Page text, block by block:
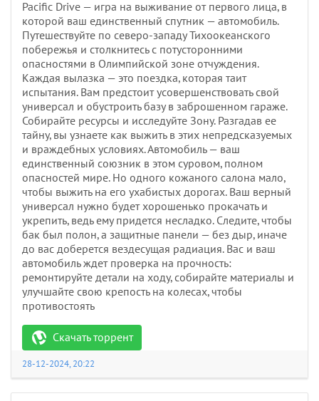
Pacific Drive — игра на выживание от первого лица, в
которой ваш единственный спутник — автомобиль.
Путешествуйте по северо-западу Тихоокеанского
побережья и столкнитесь с потусторонними
опасностями в Олимпийской зоне отчуждения.
Каждая вылазка — это поездка, которая таит
испытания. Вам предстоит усовершенствовать свой
универсал и обустроить базу в заброшенном гараже.
Собирайте ресурсы и исследуйте Зону. Разгадав ее
тайну, вы узнаете как выжить в этих непредсказуемых
и враждебных условиях. Автомобиль — ваш
единственный союзник в этом суровом, полном
опасностей мире. Но одного кожаного салона мало,
чтобы выжить на его ухабистых дорогах. Ваш верный
универсал нужно будет хорошенько прокачать и
укрепить, ведь ему придется несладко. Следите, чтобы
бак был полон, а защитные панели — без дыр, иначе
до вас доберется вездесущая радиация. Вас и ваш
автомобиль ждет проверка на прочность:
ремонтируйте детали на ходу, собирайте материалы и
улучшайте свою крепость на колесах, чтобы
противостоять
Скачать торрент
28-12-2024, 20:22